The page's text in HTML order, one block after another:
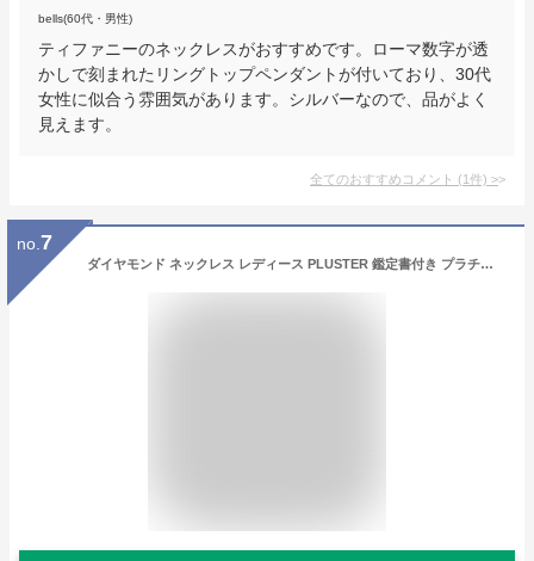
bells(60代・男性)
ティファニーのネックレスがおすすめです。ローマ数字が透
かしで刻まれたリングトップペンダントが付いており、30代
女性に似合う雰囲気があります。シルバーなので、品がよく
見えます。
全てのおすすめコメント (1件) >
no. 7
ダイヤモンド ネックレス レディース PLUSTER 鑑定書付き プラチナ 一粒 (天然ダイヤ H-I1-GOOD) PT900 チェーン 45cm [ギフトボックスセット] (1)